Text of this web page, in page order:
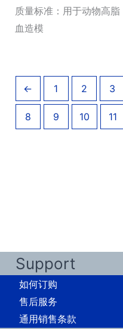
质量标准：用于动物高脂
血造模
← 1 2 3
8 9 10 11
Support
如何订购
售后服务
通用销售条款